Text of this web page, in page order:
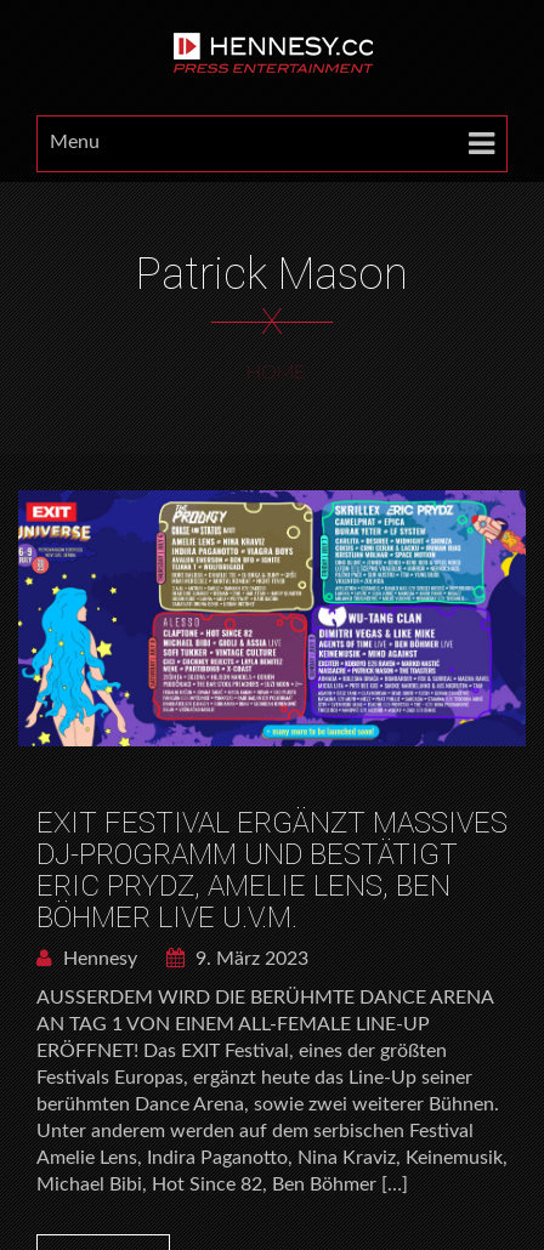
Menu
Patrick Mason
X
HOME
EXIT FESTIVAL ERGÄNZT MASSIVES
DJ-PROGRAMM UND BESTÄTIGT
ERIC PRYDZ, AMELIE LENS, BEN
BÖHMER LIVE U.V.M.
Hennesy
9. März 2023
AUSSERDEM WIRD DIE BERÜHMTE DANCE ARENA
AN TAG 1 VON EINEM ALL-FEMALE LINE-UP
ERÖFFNET! Das EXIT Festival, eines der größten
Festivals Europas, ergänzt heute das Line-Up seiner
berühmten Dance Arena, sowie zwei weiterer Bühnen.
Unter anderem werden auf dem serbischen Festival
Amelie Lens, Indira Paganotto, Nina Kraviz, Keinemusik,
Michael Bibi, Hot Since 82, Ben Böhmer […]